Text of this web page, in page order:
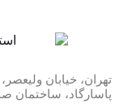
تهران، خیابان
پاسارگاد، ساختمان صدف، پلاک 1965،